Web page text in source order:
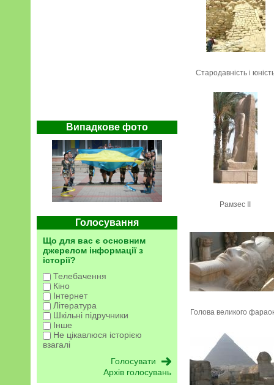
Випадкове фото
Голосування
Що для вас є основним
джерелом інформації з
історії?
Телебачення
Кіно
Інтернет
Література
Шкільні підручники
Інше
Не цікавлюся історією
взагалі
Архів голосувань
Стародавність і
Рамзес II
Голова великого